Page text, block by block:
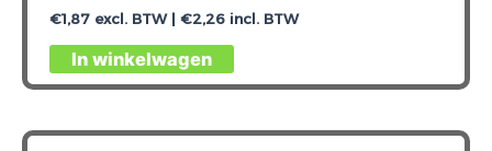
€1,87excl. BTW | €2,26incl. BTW
In winkelwagen